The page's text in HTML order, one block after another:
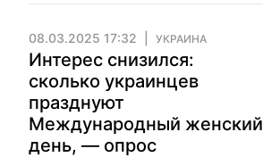
08.03.2025 17:32 УКРАИНА
Интерес снизился:
сколько украинцев
празднуют
Международный женский
день, — опрос